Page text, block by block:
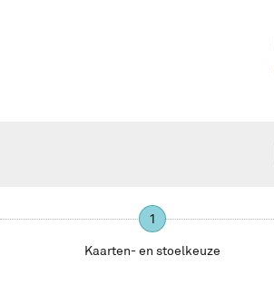
1
Kaarten- en stoelkeuze